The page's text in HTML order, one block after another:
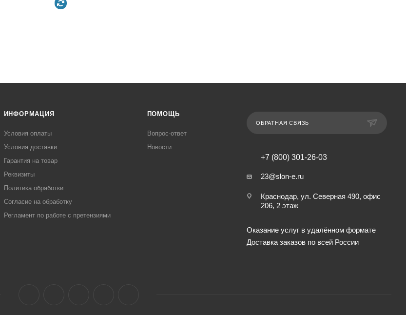
ИНФОРМАЦИЯ
Условия оплаты
Условия доставки
Гарантия на товар
Реквизиты
Политика обработки
Согласие на обработку
Регламент по работе с претензиями
ПОМОЩЬ
Вопрос-ответ
Новости
ОБРАТНАЯ СВЯЗЬ
+7 (800) 301-26-03
23@slon-e.ru
Краснодар, ул. Северная 490, офис
206, 2 этаж
Оказание услуг в удалённом формате
Доставка заказов по всей России